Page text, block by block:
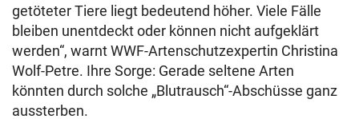
getöteter Tiere liegt bedeutend höher. Viele Fälle
bleiben unentdeckt oder können nicht aufgeklärt
werden“, warnt WWF-Artenschutzexpertin Christina
Wolf-Petre. Ihre Sorge: Gerade seltene Arten
könnten durch solche „Blutrausch“-Abschüsse ganz
aussterben.